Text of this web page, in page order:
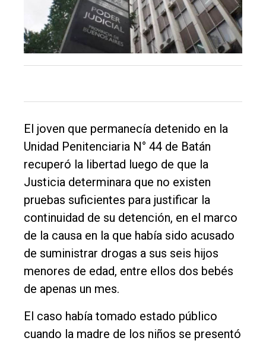
El
único
DIARIO
Balcarce
Inicio
Tendencia
Int.
General
Política
Cultura
Entrevistas
Rural
Deportes
Fúnebres
El joven que permanecía detenido en la
Unidad Penitenciaria N° 44 de Batán
recuperó la libertad luego de que la
Justicia determinara que no existen
pruebas suficientes para justificar la
continuidad de su detención, en el marco
de la causa en la que había sido acusado
de suministrar drogas a sus seis hijos
menores de edad, entre ellos dos bebés
de apenas un mes.
El caso había tomado estado público
cuando la madre de los niños se presentó